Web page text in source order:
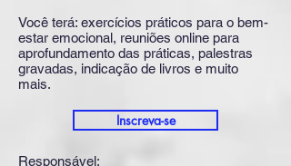
Você terá: exercícios práticos para o bem-
estar emocional, reuniões online para
aprofundamento das práticas, palestras
gravadas, indicação de livros e muito
mais.
Responsável:
Inscreva-se